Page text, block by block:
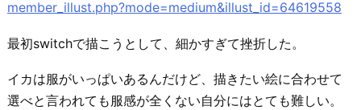
member_illust.php?mode=medium&illust_id=64619558
最初switchで描こうとして、細かすぎて挫折した。
イカは服がいっぱいあるんだけど、描きたい絵に合わせて
選べと言われても服感が全くない自分にはとても難しい。